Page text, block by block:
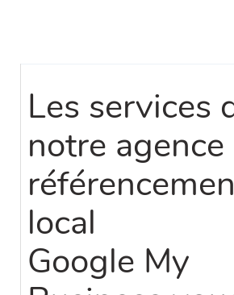
Les services
notre agence
local
Google My